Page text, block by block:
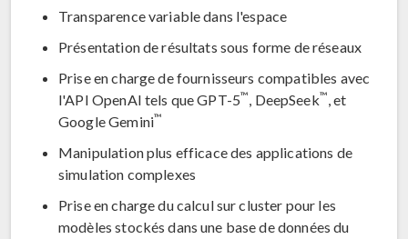
Transparence variable dans l'espace
Présentation de résultats sous forme de réseaux
Prise en charge de fournisseurs compatibles avec
l'API OpenAI tels que GPT-5™, DeepSeek™, et
Google Gemini™
Manipulation plus efficace des applications de
simulation complexes
Prise en charge du calcul sur cluster pour les
modèles stockés dans une base de données du